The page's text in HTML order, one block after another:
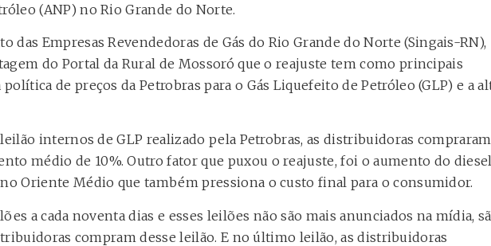
(ANP) no Rio Grande do Norte.
das Empresas Revendedoras de Gás do Rio Grande do Norte (Singais-RN),
do Portal da Rural de Mossoró que o reajuste tem como principais
política de preços da Petrobras para o Gás Liquefeito de Petróleo (GLP) e a
internos de GLP realizado pela Petrobras, as distribuidoras compraram
médio de 10%. Outro fator que puxou o reajuste, foi o aumento do diesel
Oriente Médio que também pressiona o custo final para o consumidor.
a cada noventa dias e esses leilões não são mais anunciados na mídia,
compram desse leilão. E no último leilão, as distribuidoras